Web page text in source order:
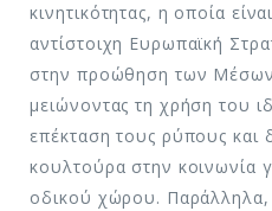
κινητικότητας, η οποία
αντίστοιχη Ευρωπαϊκή
στην προώθηση των
μειώνοντας τη χρήση του
επέκταση τους ρύπους και
κουλτούρα στην κοινωνία
οδικού χώρου. Παράλληλα,